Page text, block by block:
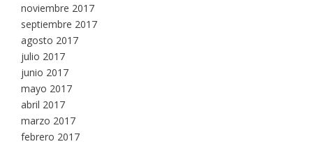
noviembre 2017
septiembre 2017
agosto 2017
julio 2017
junio 2017
mayo 2017
abril 2017
marzo 2017
febrero 2017